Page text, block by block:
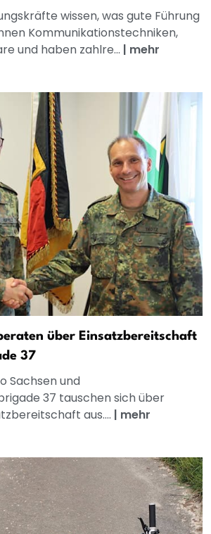
wissen, was gute Führung
Kommunikationstechniken,
und haben zahlre... | mehr
über Einsatzbereitschaft
37
Sachsen und
37 tauschen sich über
aus.... | mehr